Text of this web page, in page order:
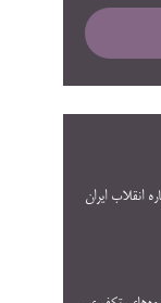
انقلاب ایران